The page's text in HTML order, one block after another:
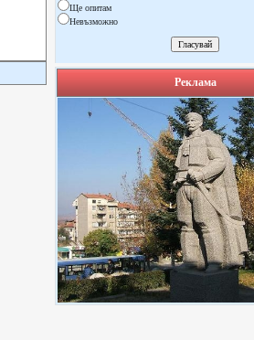
Ще опитам
Невъзможно
Реклама